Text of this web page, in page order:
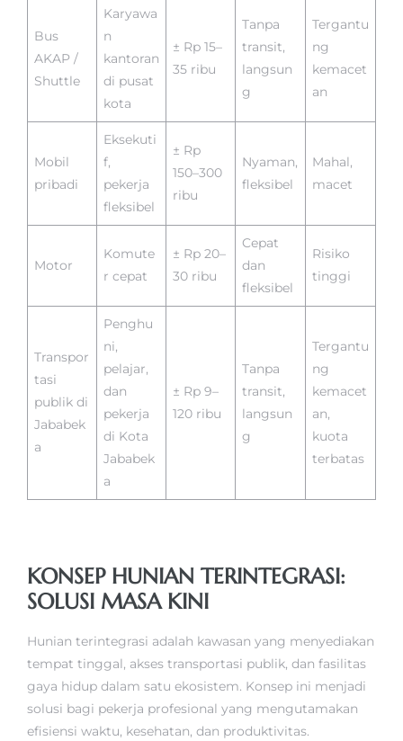
Bus
AKAP /
Shuttle
Karyawa
n
kantoran
di pusat
kota
± Rp 15–
35 ribu
Tanpa
transit,
langsun
g
Tergantu
ng
kemacet
an
Mobil
pribadi
Eksekuti
f,
pekerja
fleksibel
± Rp
150–300
ribu
Nyaman,
fleksibel
Mahal,
macet
Motor
Komute
r cepat
± Rp 20–
30 ribu
Cepat
dan
fleksibel
Risiko
tinggi
Transpor
tasi
publik di
Jababek
a
Penghu
ni,
pelajar,
dan
pekerja
di Kota
Jababek
a
± Rp 9–
120 ribu
Tanpa
transit,
langsun
g
Tergantu
ng
kemacet
an,
kuota
terbatas
KONSEP HUNIAN TERINTEGRASI:
SOLUSI MASA KINI
Hunian terintegrasi adalah kawasan yang menyediakan
tempat tinggal, akses transportasi publik, dan fasilitas
gaya hidup dalam satu ekosistem. Konsep ini menjadi
solusi bagi pekerja profesional yang mengutamakan
efisiensi waktu, kesehatan, dan produktivitas.